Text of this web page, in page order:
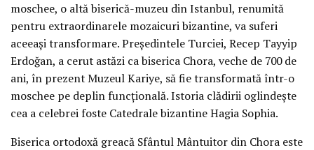
moschee, o altă biserică-muzeu din Istanbul, renumită
pentru extraordinarele mozaicuri bizantine, va suferi
aceeași transformare. Președintele Turciei, Recep Tayyip
Erdoğan, a cerut astăzi ca biserica Chora, veche de 700 de
ani, în prezent Muzeul Kariye, să fie transformată într-o
moschee pe deplin funcțională. Istoria clădirii oglindește
cea a celebrei foste Catedrale bizantine Hagia Sophia.
Biserica ortodoxă greacă Sfântul Mântuitor din Chora este